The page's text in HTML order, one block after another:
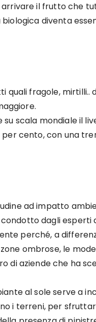
il frutto che
diventa
quali fragole, mirtilli..
su scala mondiale il
cento, con una
ad impatto
dagli esperti
perché, a
ombrose, le
di aziende che ha
al sole serve a
i terreni, per